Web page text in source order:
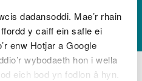
dadansoddi. Mae’r rhain
y caiff ein safle ei
enw Hotjar a Google
wybodaeth hon i wella
eich bod yn fodlon â hyn.
(PCBs): cofrestru,
gwaredu